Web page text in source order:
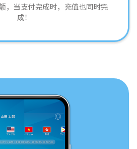
，当支付完成时，充值也同时完
成！